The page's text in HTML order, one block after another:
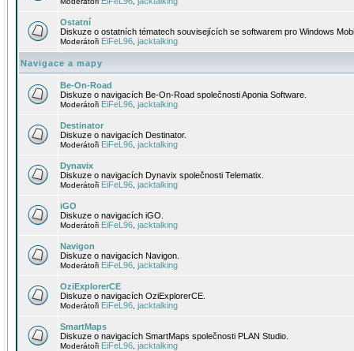
Ostatní
Diskuze o ostatních tématech souvisejících se softwarem pro Windows
Moderátoři EiFeL96 jacktalking
Navigace a mapy
Be-On-Road
Diskuze o navigacích Be-On-Road společnosti Aponia Software.
Moderátoři EiFeL96 jacktalking
Destinator
Diskuze o navigacích Destinator.
Moderátoři EiFeL96 jacktalking
Dynavix
Diskuze o navigacích Dynavix společnosti Telematix.
Moderátoři EiFeL96 jacktalking
iGO
Diskuze o navigacích iGO.
Moderátoři EiFeL96 jacktalking
Navigon
Diskuze o navigacích Navigon.
Moderátoři EiFeL96 jacktalking
OziExplorerCE
Diskuze o navigacích OziExplorerCE.
Moderátoři EiFeL96 jacktalking
SmartMaps
Diskuze o navigacích SmartMaps společnosti PLAN Studio.
Moderátoři EiFeL96 jacktalking